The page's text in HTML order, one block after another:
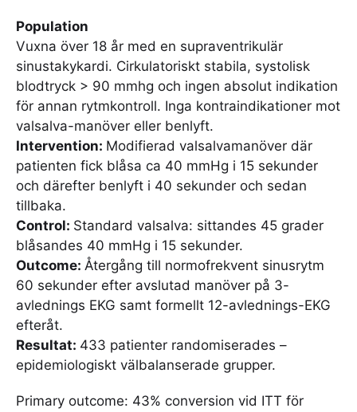
Population
Vuxna över 18 år med en supraventrikulär
sinustakykardi. Cirkulatoriskt stabila, systolisk
blodtryck > 90 mmhg och ingen absolut indikation
för annan rytmkontroll. Inga kontraindikationer mot
valsalva-manöver eller benlyft.
Intervention: Modifierad valsalvamanöver där
patienten fick blåsa ca 40 mmHg i 15 sekunder
och därefter benlyft i 40 sekunder och sedan
tillbaka.
Control: Standard valsalva: sittandes 45 grader
blåsandes 40 mmHg i 15 sekunder.
Outcome: Återgång till normofrekvent sinusrytm
60 sekunder efter avslutad manöver på 3-
avlednings EKG samt formellt 12-avlednings-EKG
efteråt.
Resultat: 433 patienter randomiserades –
epidemiologiskt välbalanserade grupper.
Primary outcome: 43% conversion vid ITT för